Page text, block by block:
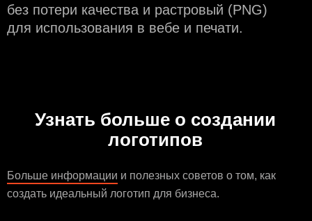
без потери качества и растровый (PNG)
для использования в вебе и печати.
Узнать больше о создании
логотипов
Больше информации и полезных советов о том, как
создать идеальный логотип для бизнеса.